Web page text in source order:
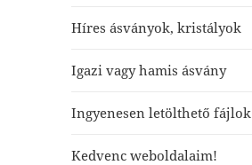
Híres ásványok, kristályok
Igazi vagy hamis ásvány
Ingyenesen letölthető fájlok
Kedvenc weboldalaim!